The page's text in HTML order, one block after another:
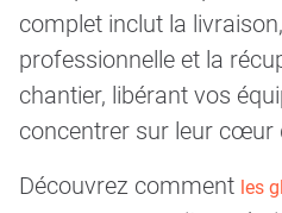
complet inclut la
professionnelle et la
chantier, libérant vos
concentrer sur leur cœur
Découvrez comment les